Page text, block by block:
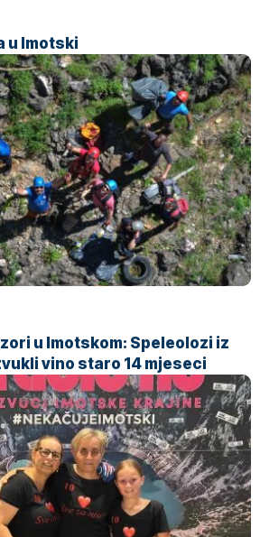
u Imotski
u Imotskom: Speleolozi iz
vino staro 14 mjeseci